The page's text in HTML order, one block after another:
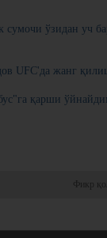
сумочи ўзидан уч
UFC'да жанг
қарши
Фикр